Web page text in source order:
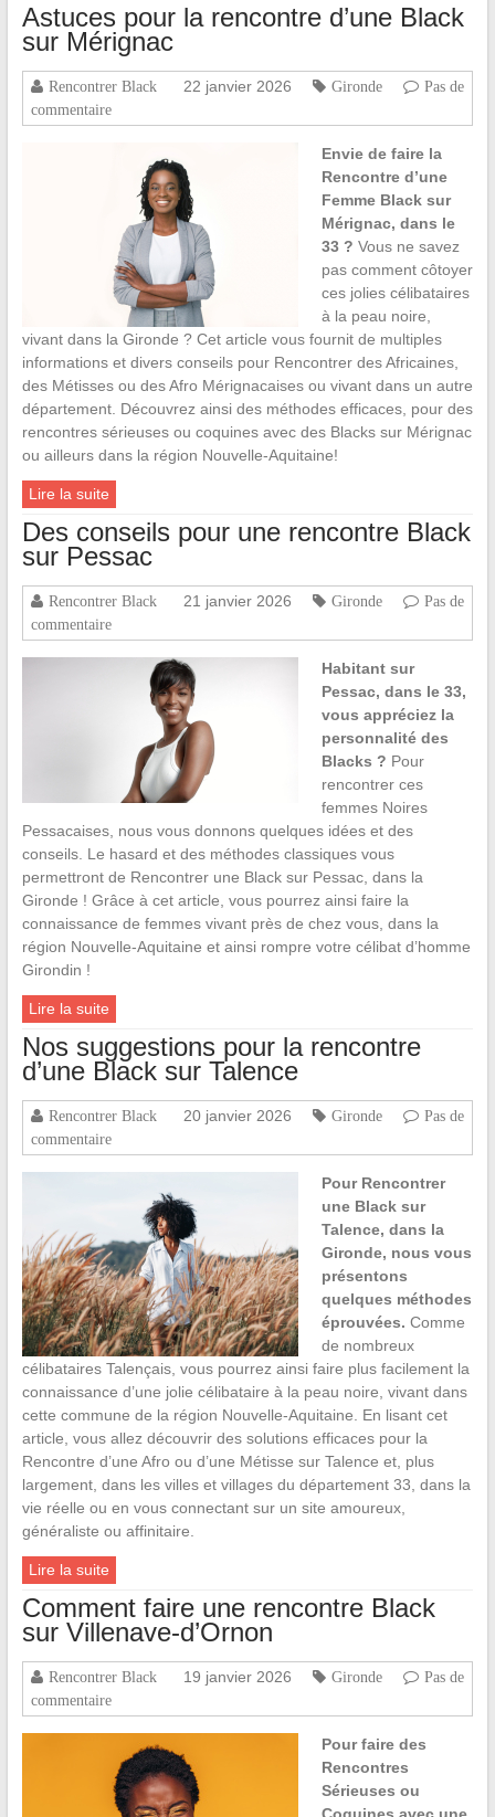
Astuces pour la rencontre d’une Black
sur Mérignac
Rencontrer Black 22 janvier 2026 Gironde
Pas de
commentaire
Envie de faire la
Rencontre d’une
Femme Black sur
Mérignac, dans le
33 ? Vous ne savez
pas comment côtoyer
ces jolies célibataires
à la peau noire,
vivant dans la Gironde ? Cet article vous fournit de multiples
informations et divers conseils pour Rencontrer des Africaines,
des Métisses ou des Afro Mérignacaises ou vivant dans un autre
département. Découvrez ainsi des méthodes efficaces, pour des
rencontres sérieuses ou coquines avec des Blacks sur Mérignac
ou ailleurs dans la région Nouvelle-Aquitaine!
Lire la suite
Des conseils pour une rencontre Black
sur Pessac
Rencontrer Black 21 janvier 2026 Gironde
Pas de
commentaire
Habitant sur
Pessac, dans le 33,
vous appréciez la
personnalité des
Blacks ? Pour
rencontrer ces
femmes Noires
Pessacaises, nous vous donnons quelques idées et des
conseils. Le hasard et des méthodes classiques vous
permettront de Rencontrer une Black sur Pessac, dans la
Gironde ! Grâce à cet article, vous pourrez ainsi faire la
connaissance de femmes vivant près de chez vous, dans la
région Nouvelle-Aquitaine et ainsi rompre votre célibat d’homme
Girondin !
Lire la suite
Nos suggestions pour la rencontre
d’une Black sur Talence
Rencontrer Black 20 janvier 2026 Gironde
Pas de
commentaire
Pour Rencontrer
une Black sur
Talence, dans la
Gironde, nous vous
présentons
quelques méthodes
éprouvées. Comme
de nombreux
célibataires Talençais, vous pourrez ainsi faire plus facilement la
connaissance d’une jolie célibataire à la peau noire, vivant dans
cette commune de la région Nouvelle-Aquitaine. En lisant cet
article, vous allez découvrir des solutions efficaces pour la
Rencontre d’une Afro ou d’une Métisse sur Talence et, plus
largement, dans les villes et villages du département 33, dans la
vie réelle ou en vous connectant sur un site amoureux,
généraliste ou affinitaire.
Lire la suite
Comment faire une rencontre Black
sur Villenave-d’Ornon
Rencontrer Black 19 janvier 2026 Gironde
Pas de
commentaire
Pour faire des
Rencontres
Sérieuses ou
Coquines avec une